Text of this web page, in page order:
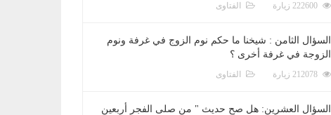
الفتاوى
السؤال الثامن : شيخنا ما حكم نوم الزوج في غرفة ونوم
الزوجة في غرفة أخرى ؟
الفتاوى
السؤال العشرين: هل صح حديث " من صلى الفجر أربعين